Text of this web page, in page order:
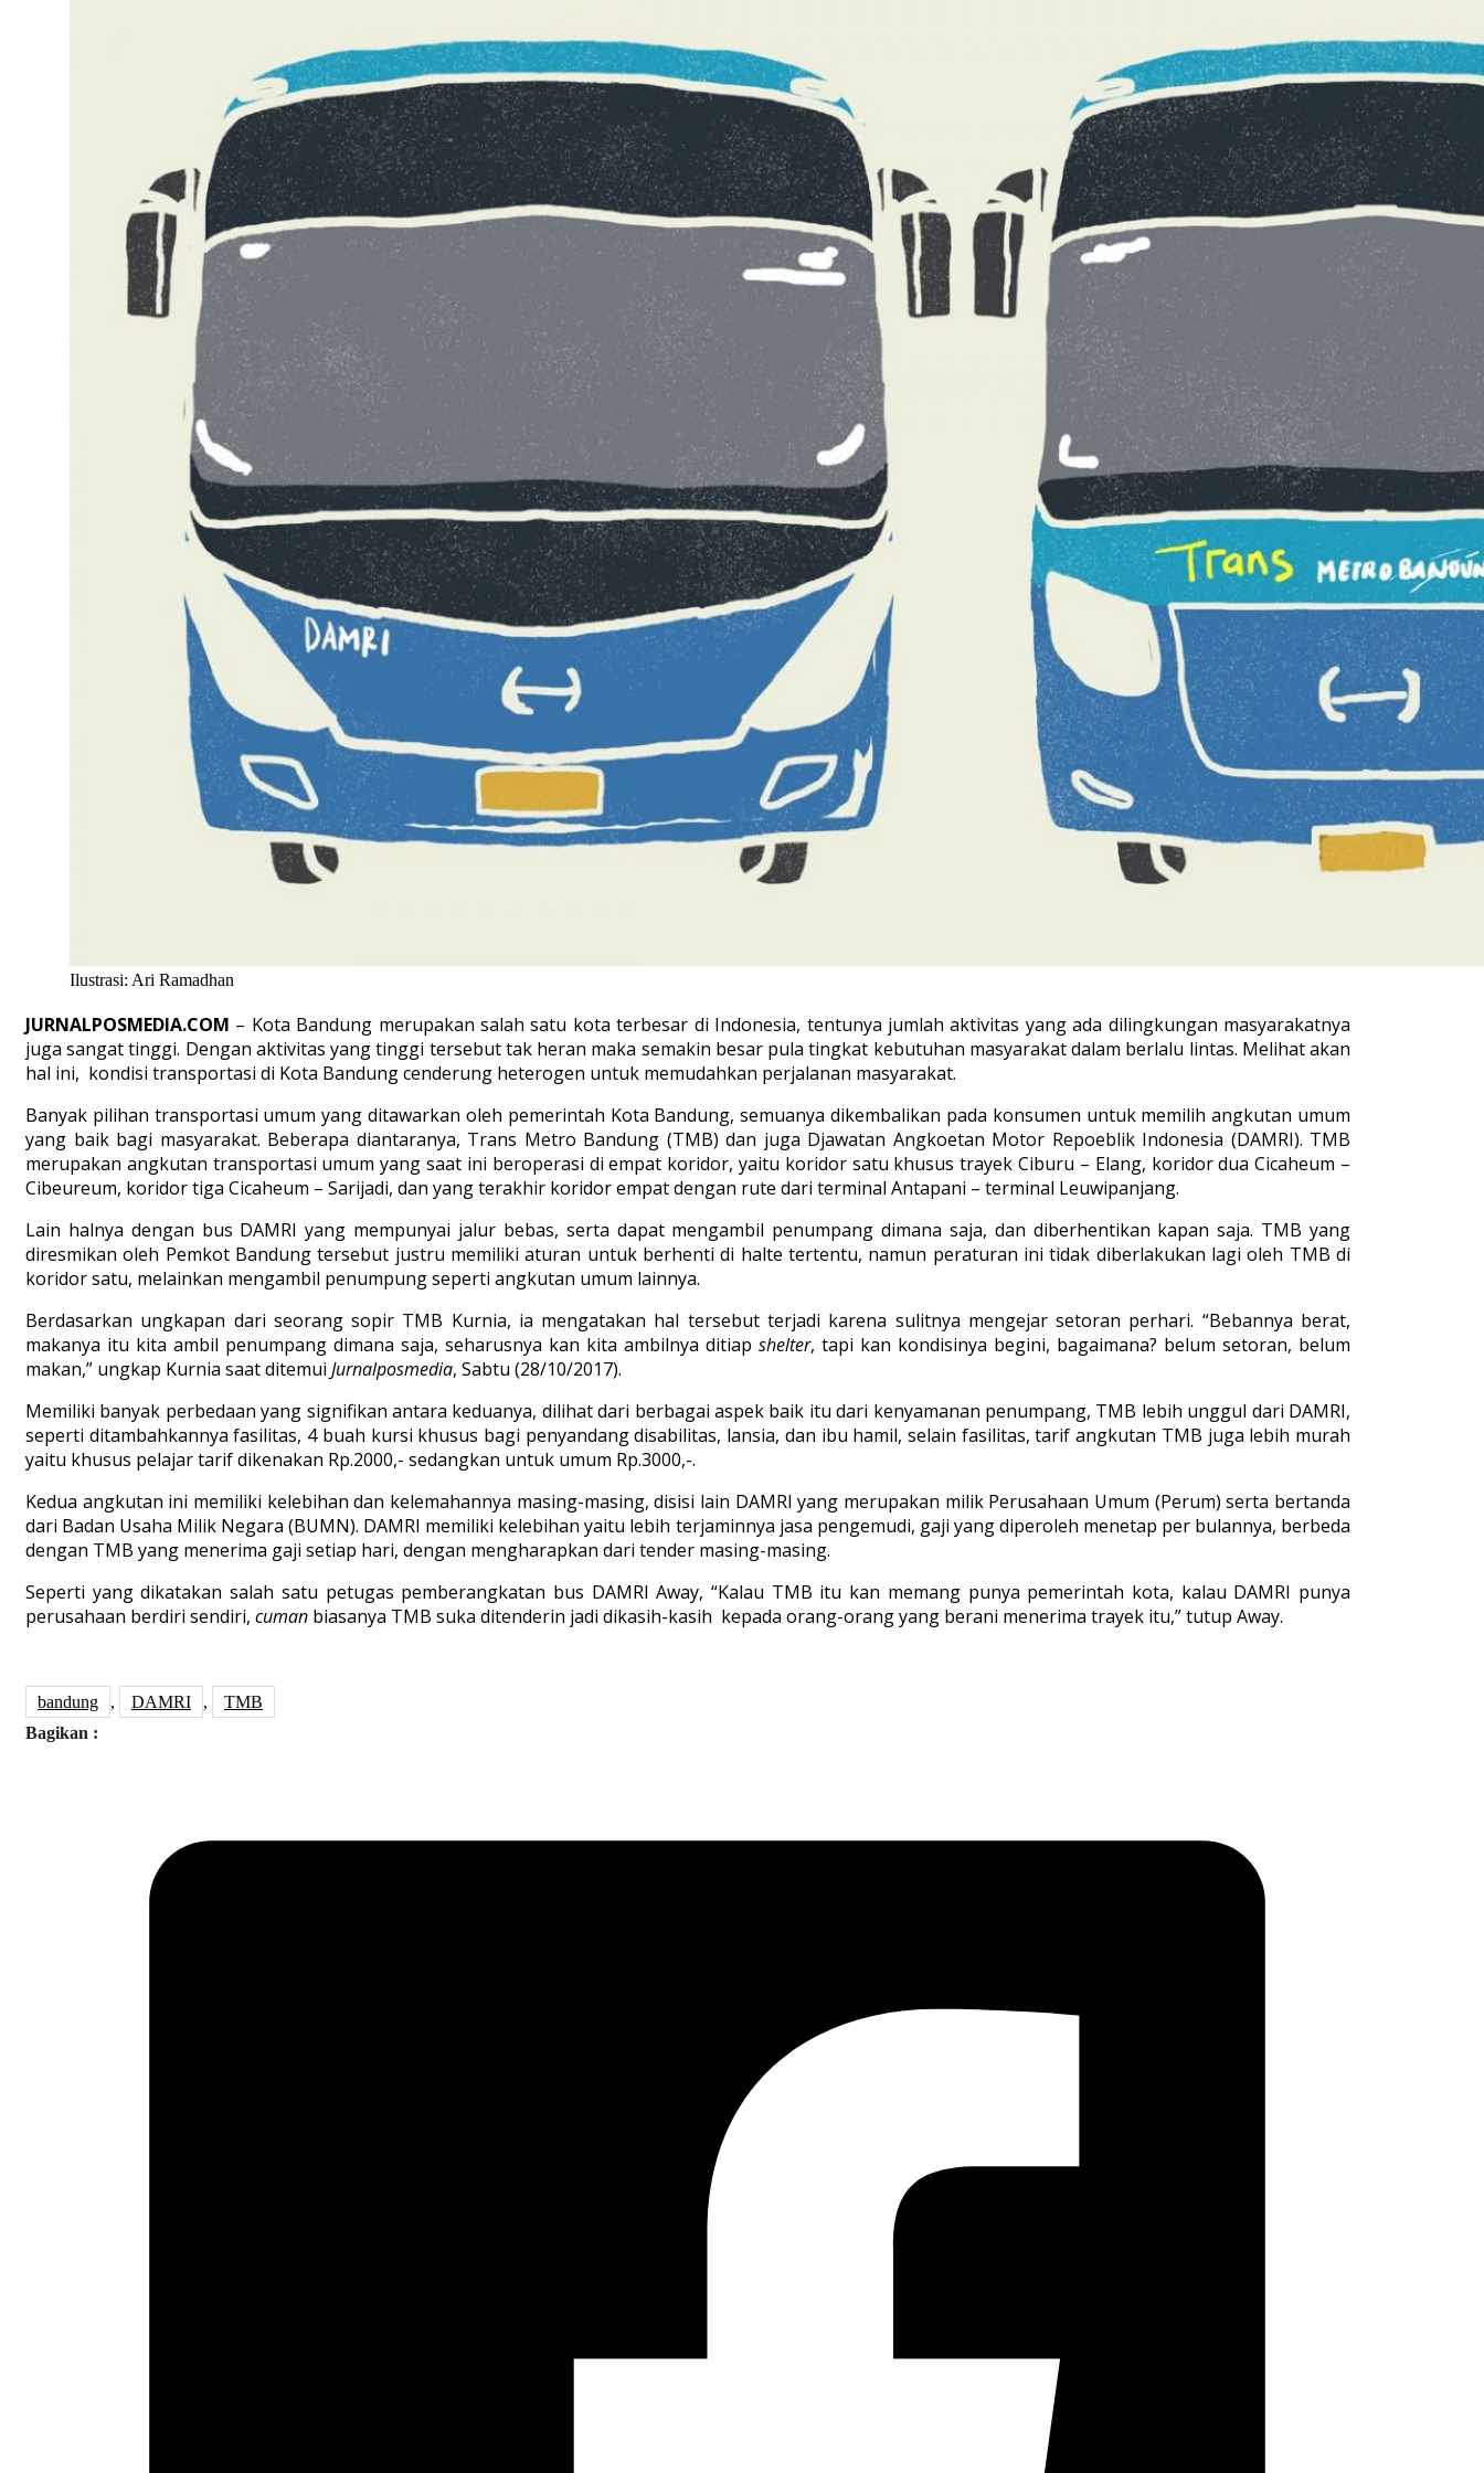
Ilustrasi: Ari Ramadhan
JURNALPOSMEDIA.COM – Kota Bandung merupakan salah satu kota terbesar di Indonesia, tentunya jumlah aktivitas yang ada dilingkungan masyarakatnya
juga sangat tinggi. Dengan aktivitas yang tinggi tersebut tak heran maka semakin besar pula tingkat kebutuhan masyarakat dalam berlalu lintas. Melihat akan
hal ini, kondisi transportasi di Kota Bandung cenderung heterogen untuk memudahkan perjalanan masyarakat.
Banyak pilihan transportasi umum yang ditawarkan oleh pemerintah Kota Bandung, semuanya dikembalikan pada konsumen untuk memilih angkutan umum
yang baik bagi masyarakat. Beberapa diantaranya, Trans Metro Bandung (TMB) dan juga Djawatan Angkoetan Motor Repoeblik Indonesia (DAMRI). TMB
merupakan angkutan transportasi umum yang saat ini beroperasi di empat koridor, yaitu koridor satu khusus trayek Ciburu – Elang, koridor dua Cicaheum –
Cibeureum, koridor tiga Cicaheum – Sarijadi, dan yang terakhir koridor empat dengan rute dari terminal Antapani – terminal Leuwipanjang.
Lain halnya dengan bus DAMRI yang mempunyai jalur bebas, serta dapat mengambil penumpang dimana saja, dan diberhentikan kapan saja. TMB yang
diresmikan oleh Pemkot Bandung tersebut justru memiliki aturan untuk berhenti di halte tertentu, namun peraturan ini tidak diberlakukan lagi oleh TMB di
koridor satu, melainkan mengambil penumpung seperti angkutan umum lainnya.
Berdasarkan ungkapan dari seorang sopir TMB Kurnia, ia mengatakan hal tersebut terjadi karena sulitnya mengejar setoran perhari. “Bebannya berat,
makanya itu kita ambil penumpang dimana saja, seharusnya kan kita ambilnya ditiap shelter, tapi kan kondisinya begini, bagaimana? belum setoran, belum
makan,” ungkap Kurnia saat ditemui Jurnalposmedia, Sabtu (28/10/2017).
Memiliki banyak perbedaan yang signifikan antara keduanya, dilihat dari berbagai aspek baik itu dari kenyamanan penumpang, TMB lebih unggul dari DAMRI,
seperti ditambahkannya fasilitas, 4 buah kursi khusus bagi penyandang disabilitas, lansia, dan ibu hamil, selain fasilitas, tarif angkutan TMB juga lebih murah
yaitu khusus pelajar tarif dikenakan Rp.2000,- sedangkan untuk umum Rp.3000,-.
Kedua angkutan ini memiliki kelebihan dan kelemahannya masing-masing, disisi lain DAMRI yang merupakan milik Perusahaan Umum (Perum) serta bertanda
dari Badan Usaha Milik Negara (BUMN). DAMRI memiliki kelebihan yaitu lebih terjaminnya jasa pengemudi, gaji yang diperoleh menetap per bulannya, berbeda
dengan TMB yang menerima gaji setiap hari, dengan mengharapkan dari tender masing-masing.
Seperti yang dikatakan salah satu petugas pemberangkatan bus DAMRI Away, “Kalau TMB itu kan memang punya pemerintah kota, kalau DAMRI punya
perusahaan berdiri sendiri, cuman biasanya TMB suka ditenderin jadi dikasih-kasih kepada orang-orang yang berani menerima trayek itu,” tutup Away.
bandung , DAMRI ,
TMB
Bagikan :